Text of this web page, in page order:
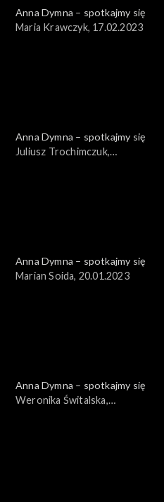
Anna Dymna – spotkajmy się
Maria Krawczyk, 17.02.2023
Anna Dymna – spotkajmy się
Juliusz Trochimczuk,
Anna Dymna – spotkajmy się
Marian Soida, 20.01.2023
Anna Dymna – spotkajmy się
Weronika Świtalska,